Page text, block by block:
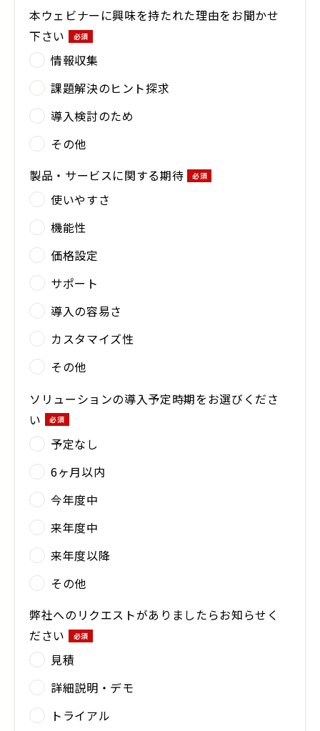
本ウェビナーに興味を持たれた理由をお聞かせ
下さい
情報収集
課題解決のヒント探求
導入検討のため
その他
製品・サービスに関する期待
使いやすさ
機能性
価格設定
サポート
導入の容易さ
カスタマイズ性
その他
ソリューションの導入予定時期をお選びくださ
い
予定なし
6ヶ月以内
今年度中
来年度中
来年度以降
その他
弊社へのリクエストがありましたらお知らせく
ださい
見積
詳細説明・デモ
トライアル